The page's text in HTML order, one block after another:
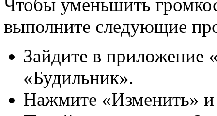
Чтобы уменьшить
выполните следующие
Зайдите в приложение
«Будильник».
Нажмите «Изменить»